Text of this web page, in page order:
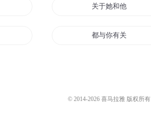
关于她和他
都与你有关日记
© 2014-2026 喜马拉雅 版权所有